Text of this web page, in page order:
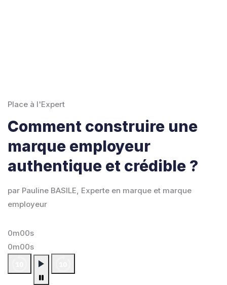
Place à l'Expert
Comment construire une
marque employeur
authentique et crédible ?
par Pauline BASILE, Experte en marque et marque
employeur
0m00s
0m00s